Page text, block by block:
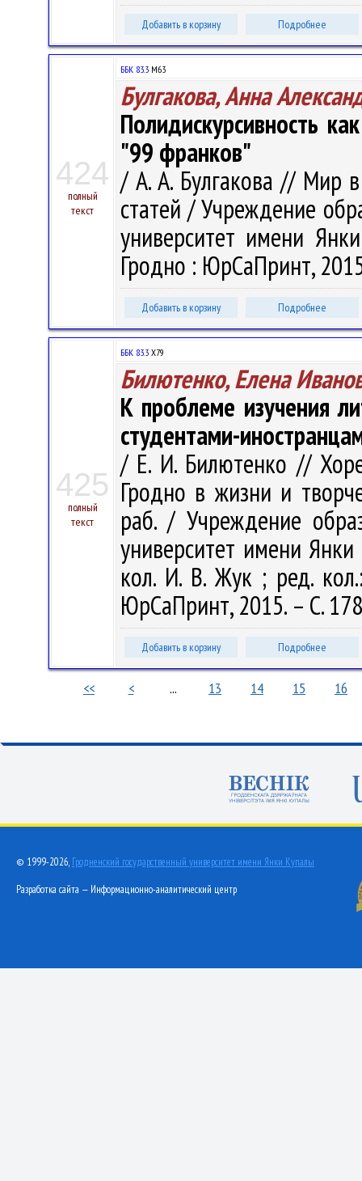
Добавить в корзину Подробнее
424
полный
текст
ББК 83.3 М63
Булгакова, Анна
Полидискурсивность
"99 франков"
/ А. А. Булгакова // Мир
статей / Учреждение
университет имени
Гродно : ЮрСаПринт,
Добавить в корзину Подробнее
425
полный
текст
ББК 83.3 Х79
Билютенко, Елена
К проблеме изучения
студентами-
/ Е. И. Билютенко //
Гродно в жизни и
раб. / Учреждение
университет имени
кол. И. В. Жук ; ред.
ЮрСаПринт, 2015. – С.
Добавить в корзину Подробнее
<< < ... 13 14 15 16
© 1999-2026, Гродненский государственный университет имени Янки Купалы
Разработка сайта — Информационно-аналитический центр